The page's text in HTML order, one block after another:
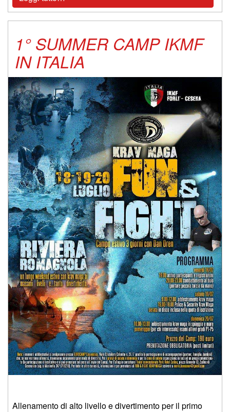
1° SUMMER CAMP IKMF
IN ITALIA
Allenamento di alto livello e divertimento per il primo